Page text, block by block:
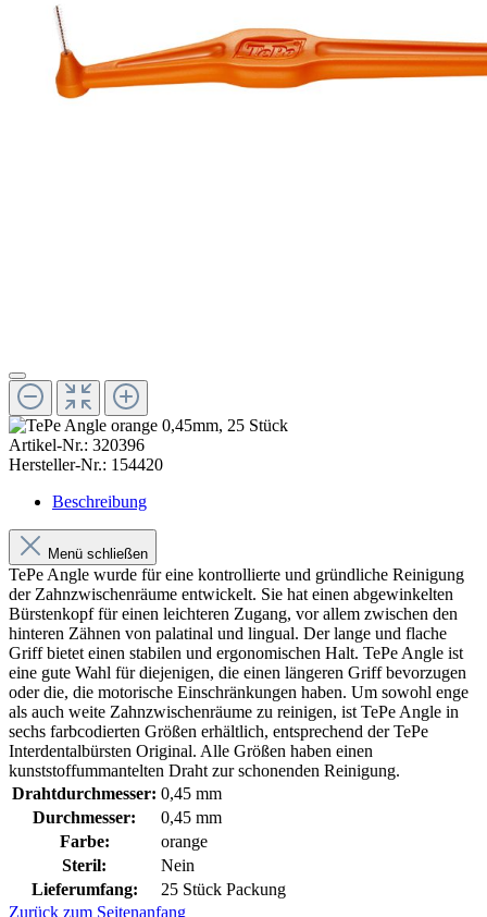
Artikel-Nr.: 320396
Hersteller-Nr.: 154420
Beschreibung
Menü schließen
TePe Angle wurde für eine kontrollierte und gründliche Reinigung
der Zahnzwischenräume entwickelt. Sie hat einen abgewinkelten
Bürstenkopf für einen leichteren Zugang, vor allem zwischen den
hinteren Zähnen von palatinal und lingual. Der lange und flache
Griff bietet einen stabilen und ergonomischen Halt. TePe Angle ist
eine gute Wahl für diejenigen, die einen längeren Griff bevorzugen
oder die, die motorische Einschränkungen haben. Um sowohl enge
als auch weite Zahnzwischenräume zu reinigen, ist TePe Angle in
sechs farbcodierten Größen erhältlich, entsprechend der TePe
Interdentalbürsten Original. Alle Größen haben einen
kunststoffummantelten Draht zur schonenden Reinigung.
Drahtdurchmesser: 0,45 mm
Durchmesser:
0,45 mm
Farbe:
orange
Steril:
Nein
Lieferumfang:
25 Stück Packung
Zurück zum Seitenanfang